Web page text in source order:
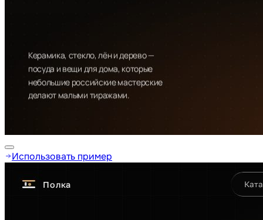
Использовать пример